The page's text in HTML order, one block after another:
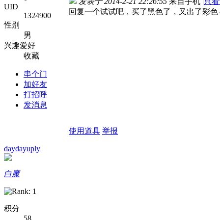
UID
1324900
性别
男
兴趣爱好
收藏
串个门
加好友
打招呼
发消息
回复一个试试吧，买了黑色了，又出了彩色
使用道具 举报
daydayuply
白魔
积分
58